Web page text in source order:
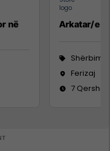
në
Arkatar/e
Ferizaj
7